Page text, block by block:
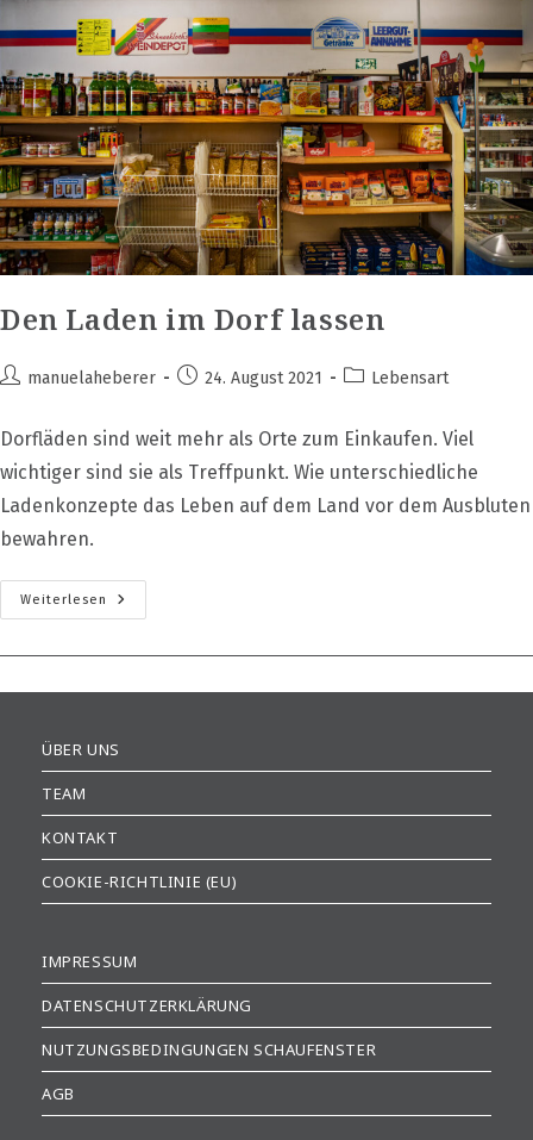
Den Laden im Dorf lassen
Beitrags-
manuelaheberer
Beitrag24. August 2021
Beitrags-
Lebensart
Dorfläden sind weit mehr als Orte zum Einkaufen. Viel
wichtiger sind sie als Treffpunkt. Wie unterschiedliche
Ladenkonzepte das Leben auf dem Land vor dem Ausbluten
bewahren.
Weiterlesen
Den
Laden
ÜBER UNS
TEAM
KONTAKT
COOKIE-RICHTLINIE (EU)
IMPRESSUM
DATENSCHUTZERKLÄRUNG
NUTZUNGSBEDINGUNGEN SCHAUFENSTER
AGB